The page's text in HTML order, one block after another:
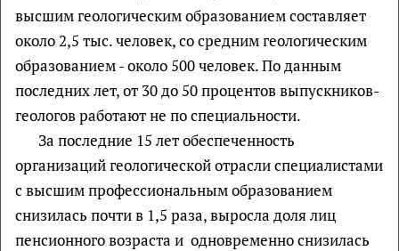
высшим геологическим образованием составляет
около 2,5 тыс. человек, со средним геологическим
образованием - около 500 человек. По данным
последних лет, от 30 до 50 процентов выпускников-
геологов работают не по специальности.
За последние 15 лет обеспеченность
организаций геологической отрасли специалистами
с высшим профессиональным образованием
снизилась почти в 1,5 раза, выросла доля лиц
пенсионного возраста и одновременно снизилась